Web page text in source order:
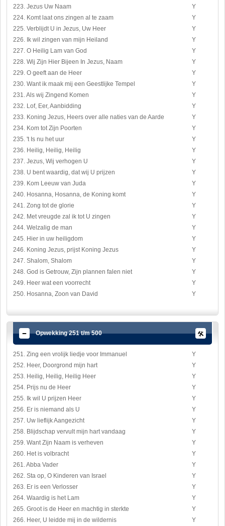
223. Jezus Uw Naam
Y
224. Komt laat ons zingen al te zaam
Y
225. Verblijdt U in Jezus, Uw Heer
Y
226. Ik wil zingen van mijn Heiland
Y
227. O Heilig Lam van God
Y
228. Wij Zijn Hier Bijeen In Jezus, Naam
Y
229. O geeft aan de Heer
Y
230. Want ik maak mij een Geestlijke Tempel
Y
231. Als wij Zingend Komen
Y
232. Lof, Eer, Aanbidding
Y
233. Koning Jezus, Heers over alle naties van de Aarde
Y
234. Kom tot Zijn Poorten
Y
235. 't Is nu het uur
Y
236. Heilig, Heilig, Heilig
Y
237. Jezus, Wij verhogen U
Y
238. U bent waardig, dat wij U prijzen
Y
239. Kom Leeuw van Juda
Y
240. Hosanna, Hosanna, de Koning komt
Y
241. Zong tot de glorie
Y
242. Met vreugde zal ik tot U zingen
Y
244. Welzalig de man
Y
245. Hier in uw heiligdom
Y
246. Koning Jezus, prijst Koning Jezus
Y
247. Shalom, Shalom
Y
248. God is Getrouw, Zijn plannen falen niet
Y
249. Heer wat een voorrecht
Y
250. Hosanna, Zoon van David
Y
Opwekking 251 t/m 500
251. Zing een vrolijk liedje voor Immanuel
Y
252. Heer, Doorgrond mijn hart
Y
253. Heilig, Heilig, Heilig Heer
Y
254. Prijs nu de Heer
Y
255. Ik wil U prijzen Heer
Y
256. Er is niemand als U
Y
257. Uw lieflijk Aangezicht
Y
258. Blijdschap vervult mijn hart vandaag
Y
259. Want Zijn Naam is verheven
Y
260. Het is volbracht
Y
261. Abba Vader
Y
262. Sta op, O Kinderen van Israel
Y
263. Er is een Verlosser
Y
264. Waardig is het Lam
Y
265. Groot is de Heer en machtig in sterkte
Y
266. Heer, U leidde mij in de wildernis
Y